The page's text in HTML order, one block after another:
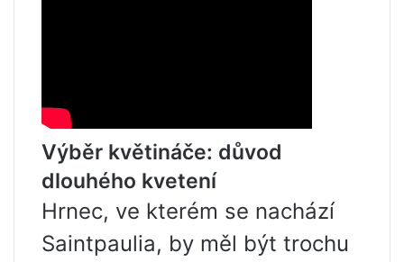
Výběr květináče: důvod
dlouhého kvetení
Hrnec, ve kterém se nachází
Saintpaulia, by měl být trochu